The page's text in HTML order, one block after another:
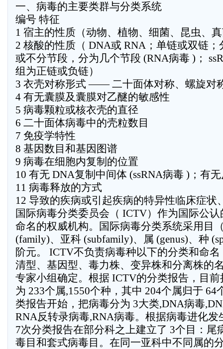
一、病毒的主要类群与分类系统
编号 特征
1 宿主的性质（动物、植物、细菌、昆虫、
2 核酸的性质（ DNA或 RNA；单链或双链
或不分节段，分为几个节段 (RNA病毒 )；
组为正链或负链）
3 衣壳对称形式 —— 二十面体对称、螺旋对
4 有无囊膜及囊膜对乙醚的敏感性
5 病毒颗粒或核衣壳的直径
6 二十面体病毒中的壳粒数目
7 免疫学特性
8 基因数目和基因图谱
9 病毒在细胞内复制的位置
10 有无 DNA复制中间体 (ssRNA病毒 )；有
11 病毒释放的方式
12 导致的疾病或引起疾病的特异性临床症状
国际病毒分类委员会（ ICTV）作为国际公
命名的权威机构。国际病毒分类系统采用目
(family)、亚科 (subfamily)、属 (genus)、种
阶元。 ICTV不负责病毒种以下的分类和命
清型、基因型、毒力株、变异株和分离株的
专家小组确定。根据 ICTV的分类报告，目
为 233个属,1550个种，其中 204个属归于 64
类报告开始，把病毒分为 3大类,DNA病毒
RNA反转录病毒,RNA病毒。根据病毒进化发
7次分类报告在部分科之上建立了 3个目：尾
毒目和套式病毒目。在同一亚科中不同属的